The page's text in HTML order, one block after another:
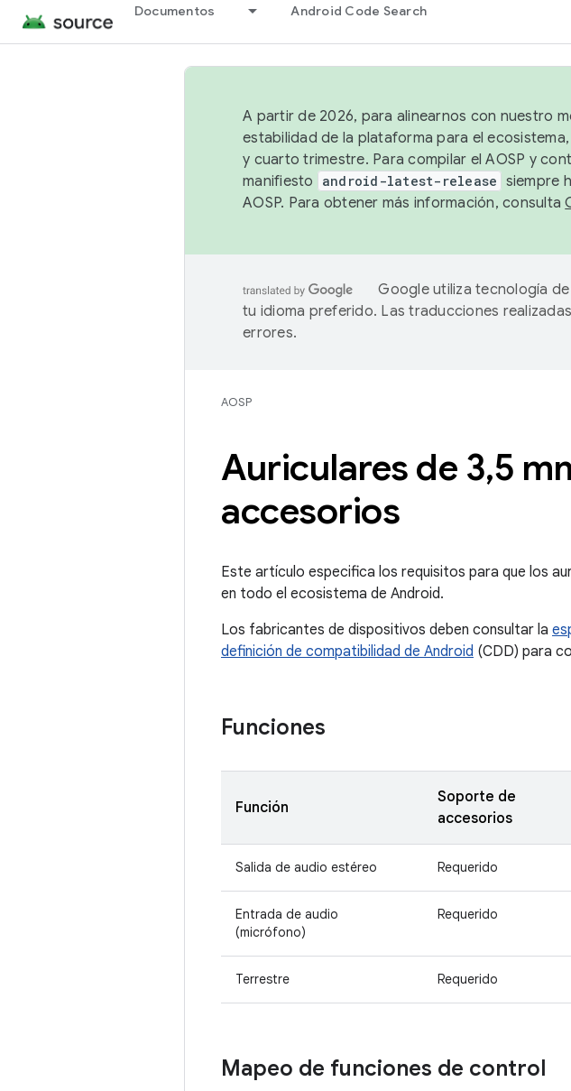
Documentos Android Code Search
A partir de 2026, para alinearnos con nuestro
estabilidad de la plataforma para el
y cuarto trimestre. Para compilar el AOSP y
manifiesto
android-latest-release siempre
AOSP. Para obtener más información, consulta
Google utiliza tecnología
tu idioma preferido. Las traducciones
errores.
AOSP
Auriculares de 3,5
accesorios
Este artículo especifica los requisitos para que los
en todo el ecosistema de Android.
Los fabricantes de dispositivos deben consultar la
definición de compatibilidad de Android (CDD) para
Funciones
Función
Soporte de
accesorios
Salida de audio estéreo Requerido
Entrada de audio
(micrófono)
Requerido
Terrestre Requerido
Mapeo de funciones de control